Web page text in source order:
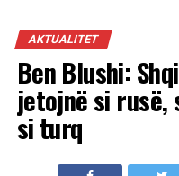
AKTUALITET
Ben Blushi:
jetojnë si
si turq